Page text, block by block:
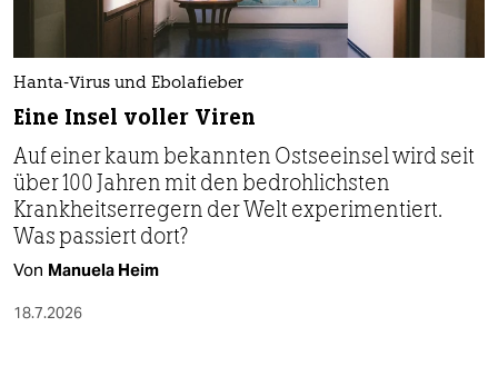
Hanta-Virus und Ebolafieber
Eine Insel voller Viren
Auf einer kaum bekannten Ostseeinsel wird seit
über 100 Jahren mit den bedrohlichsten
Krankheitserregern der Welt experimentiert.
Was passiert dort?
Von Manuela Heim
18.7.2026